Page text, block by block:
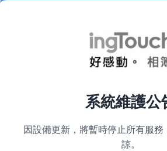
系統維護公
因設備更新，將暫時停止所有服
諒。